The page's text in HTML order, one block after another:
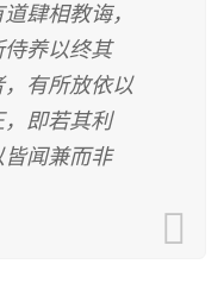
肆相教诲，
养以终其
有所放依以
即若其利
闻兼而非